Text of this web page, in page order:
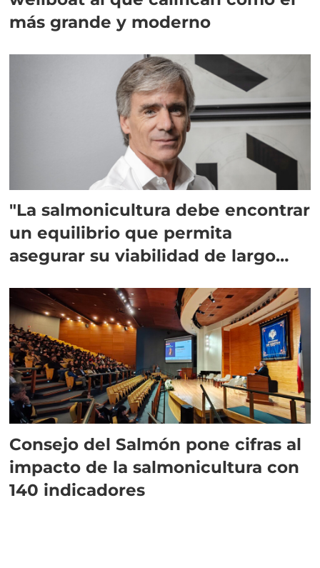
más grande y moderno
"La salmonicultura debe encontrar
un equilibrio que permita
asegurar su viabilidad de largo
Consejo del Salmón pone cifras al
impacto de la salmonicultura con
140 indicadores